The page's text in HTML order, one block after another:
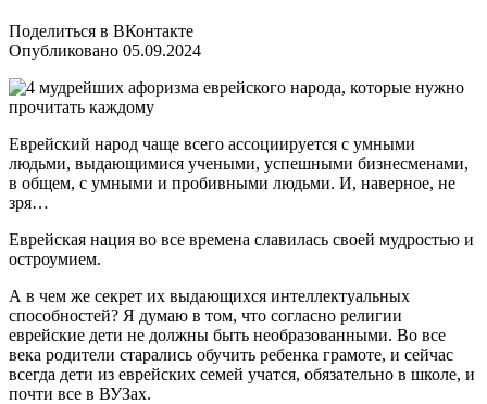
Поделиться в ВКонтакте
Опубликовано 05.09.2024
Еврейский народ чаще всего ассоциируется с умными
людьми, выдающимися учеными, успешными бизнесменами,
в общем, с умными и пробивными людьми. И, наверное, не
зря…
Еврейская нация во все времена славилась своей мудростью и
остроумием.
А в чем же секрет их выдающихся интеллектуальных
способностей? Я думаю в том, что согласно религии
еврейские дети не должны быть необразованными. Во все
века родители старались обучить ребенка грамоте, и сейчас
всегда дети из еврейских семей учатся, обязательно в школе, и
почти все в ВУЗах.